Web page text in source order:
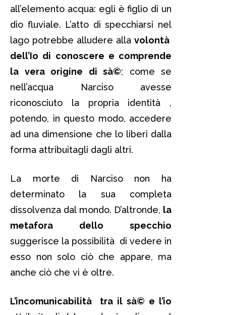
all’elemento acqua: egli è figlio di un
dio fluviale. L’atto di specchiarsi nel
lago potrebbe alludere alla volontà
dell’Io di conoscere e comprende
la vera origine di sà©; come se
nell’acqua Narciso avesse
riconosciuto la propria identità ,
potendo, in questo modo, accedere
ad una dimensione che lo liberi dalla
forma attribuitagli dagli altri.
La morte di Narciso non ha
determinato la sua completa
dissolvenza dal mondo. D’altronde, la
metafora dello specchio
suggerisce la possibilità di vedere in
esso non solo ciò che appare, ma
anche ciò che vi è oltre.
L’incomunicabilità tra il sà© e l’io